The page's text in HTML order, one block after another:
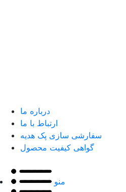
درباره ما
ارتباط با ما
سفارشی سازی پک هدیه
گواهی کیفیت محصول
منو